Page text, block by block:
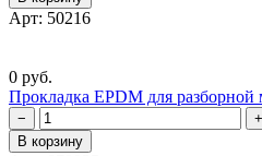
Арт: 50216
0 руб.
Прокладка EPDM для
−
+
В корзину